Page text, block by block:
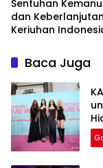
Sentuhan
dan
Keriuhan
Baca Juga